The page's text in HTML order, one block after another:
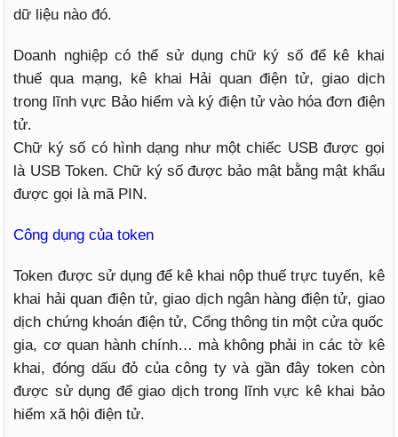
dữ liệu nào đó.
Doanh nghiệp có thể sử dụng chữ ký số để kê khai
thuế qua mạng, kê khai Hải quan điện tử, giao dịch
trong lĩnh vực Bảo hiểm và ký điện tử vào hóa đơn điện
tử.
Chữ ký số có hình dạng như một chiếc USB được gọi
là USB Token. Chữ ký số được bảo mật bằng mật khẩu
được gọi là mã PIN.
Công dụng của token
Token được sử dụng để kê khai nộp thuế trực tuyến, kê
khai hải quan điện tử, giao dịch ngân hàng điện tử, giao
dịch chứng khoán điện tử, Cổng thông tin một cửa quốc
gia, cơ quan hành chính… mà không phải in các tờ kê
khai, đóng dấu đỏ của công ty và gần đây token còn
được sử dụng để giao dịch trong lĩnh vực kê khai bảo
hiểm xã hội điện tử.